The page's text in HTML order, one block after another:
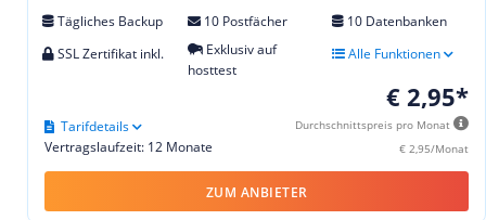
Tägliches Backup
10 Postfächer
10 Datenbanken
SSL Zertifikat inkl.
Exklusiv auf
hosttest
Alle Funktionen
€ 2,95*
Durchschnittspreis pro Monat
€ 2,95/Monat
Vertragslaufzeit: 12 Monate
Tarifdetails
ZUM ANBIETER